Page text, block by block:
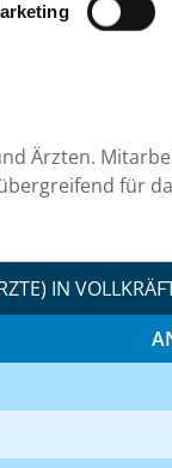
Ärzten.
für
IN